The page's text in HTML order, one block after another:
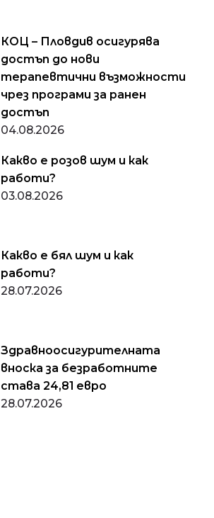
КОЦ – Пловдив осигурява
достъп до нови
терапевтични възможности
чрез програми за ранен
достъп
04.08.2026
Какво е розов шум и как
работи?
03.08.2026
Какво е бял шум и как
работи?
28.07.2026
Здравноосигурителната
вноска за безработните
става 24,81 евро
28.07.2026